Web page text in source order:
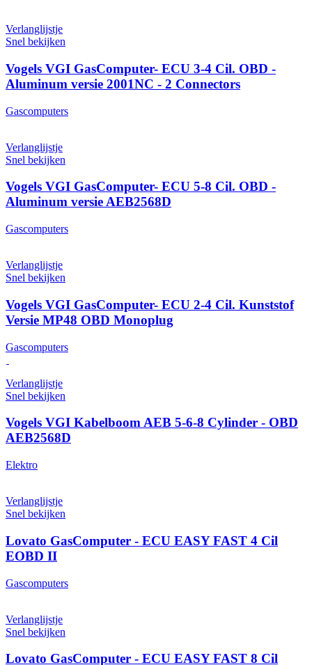
Verlanglijstje
Snel bekijken
Vogels VGI GasComputer- ECU 3-4 Cil. OBD -
Aluminum versie 2001NC - 2 Connectors
Gascomputers
Verlanglijstje
Snel bekijken
Vogels VGI GasComputer- ECU 5-8 Cil. OBD -
Aluminum versie AEB2568D
Gascomputers
Verlanglijstje
Snel bekijken
Vogels VGI GasComputer- ECU 2-4 Cil. Kunststof
Versie MP48 OBD Monoplug
Gascomputers
Verlanglijstje
Snel bekijken
Vogels VGI Kabelboom AEB 5-6-8 Cylinder - OBD
AEB2568D
Elektro
Verlanglijstje
Snel bekijken
Lovato GasComputer - ECU EASY FAST 4 Cil
EOBD II
Gascomputers
Verlanglijstje
Snel bekijken
Lovato GasComputer - ECU EASY FAST 8 Cil